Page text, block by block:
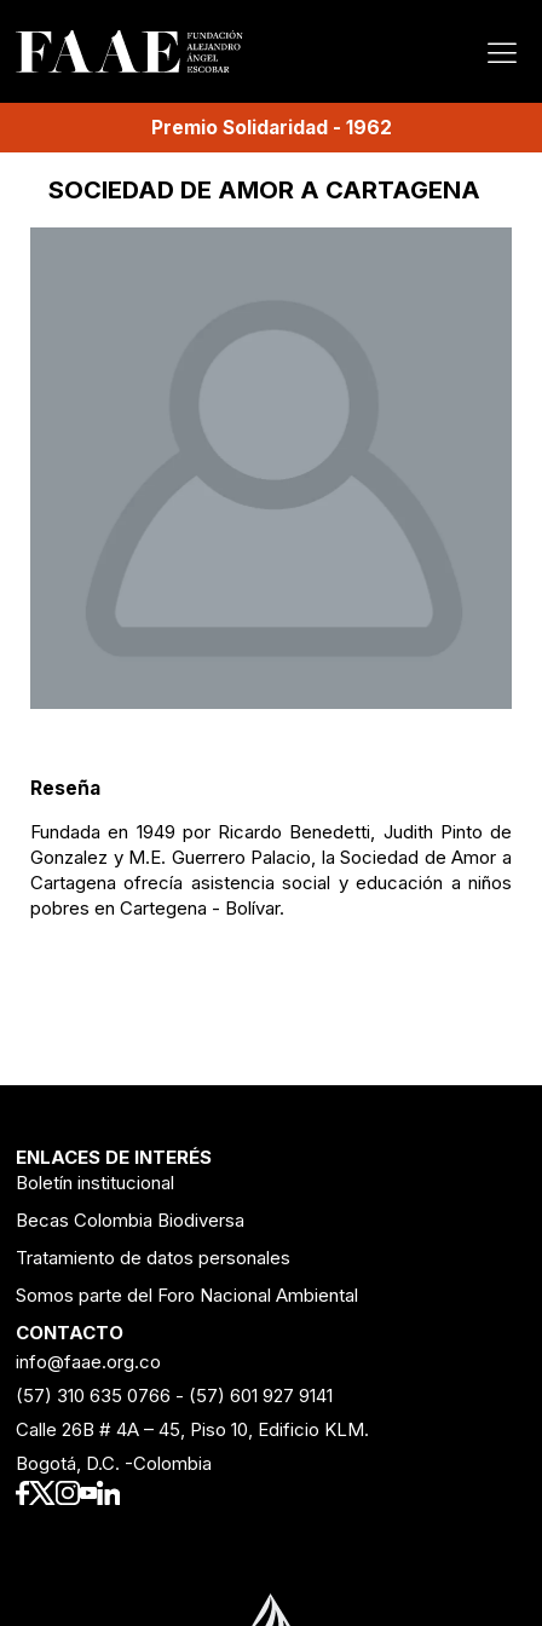
Premio Solidaridad- 1962
SOCIEDAD DE AMOR A CARTAGENA
Reseña
Fundada en 1949 por Ricardo Benedetti, Judith Pinto de
Gonzalez y M.E. Guerrero Palacio, la Sociedad de Amor a
Cartagena ofrecía asistencia social y educación a niños
pobres en Cartegena - Bolívar.
ENLACES DE INTERÉS
Boletín institucional
Becas Colombia Biodiversa
Tratamiento de datos personales
Somos parte del Foro Nacional Ambiental
CONTACTO
info@faae.org.co
(57) 310 635 0766 - (57) 601 927 9141
Calle 26B # 4A – 45, Piso 10, Edificio KLM.
Bogotá, D.C. -Colombia